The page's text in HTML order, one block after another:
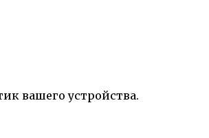
вашего устройства.